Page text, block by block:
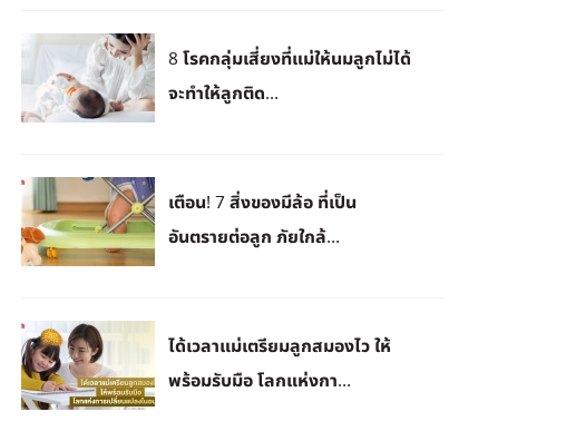
8 โรคกลุ่มเสี่ยงที่แม่ให้นมลูกไม่ได้
จะทำให้ลูกติด...
เตือน! 7 สิ่งของมีล้อ ที่เป็น
อันตรายต่อลูก ภัยใกล้...
ได้เวลาแม่เตรียมลูกสมองไว ให้
พร้อมรับมือ โลกแห่งกา...